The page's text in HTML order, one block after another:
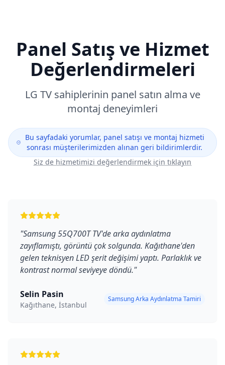
Panel Satış ve Hizmet
Değerlendirmeleri
LG TV sahiplerinin panel satın alma ve
montaj deneyimleri
Bu sayfadaki yorumlar, panel satışı ve montaj hizmeti
sonrası müşterilerimizden alınan geri bildirimlerdir.
Siz de hizmetimizi değerlendirmek için tıklayın
"Samsung 55Q700T TV'de arka aydınlatma
zayıflamıştı, görüntü çok solgunda. Kağıthane'den
gelen teknisyen LED şerit değişimi yaptı. Parlaklık ve
kontrast normal seviyeye döndü."
Selin Pasin
Kağıthane, İstanbul
Samsung Arka Aydınlatma Tamiri